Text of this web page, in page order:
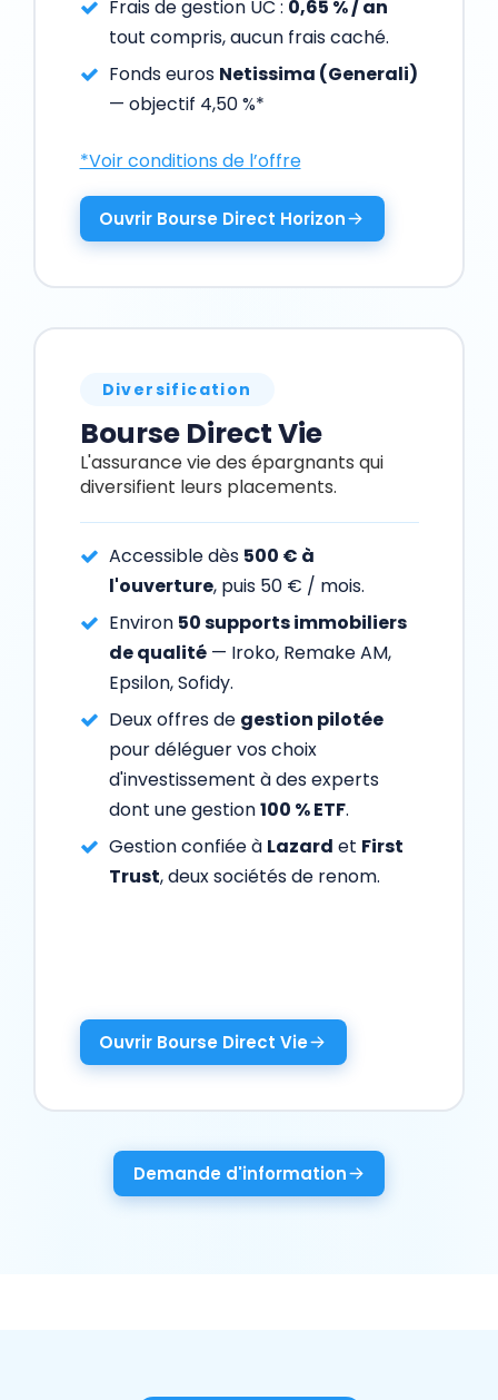
Frais de gestion UC : 0,65 % / an
tout compris, aucun frais caché.
Fonds euros Netissima (Generali)
— objectif 4,50 %*
*Voir conditions de l’offre
Ouvrir Bourse Direct Horizon
Diversification
Bourse Direct Vie
L'assurance vie des épargnants qui
diversifient leurs placements.
Accessible dès 500 € à
l'ouverture, puis 50 € / mois.
Environ 50 supports immobiliers
de qualité— Iroko, Remake AM,
Epsilon, Sofidy.
Deux offres de gestion pilotée
pour déléguer vos choix
d'investissement à des experts
dont une gestion100 % ETF.
Gestion confiée à Lazard et First
Trust, deux sociétés de renom.
Ouvrir Bourse Direct Vie
Demande d'information